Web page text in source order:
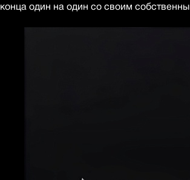
конца один на один со своим